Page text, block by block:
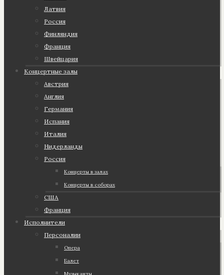
Латвия
Россия
Финляндия
Франция
Швейцария
Концертные залы
Австрия
Англия
Германия
Испания
Италия
Нидерланды
Россия
Концерты в залах
Концерты в соборах
США
Франция
Исполнители
Персоналии
Опера
Балет